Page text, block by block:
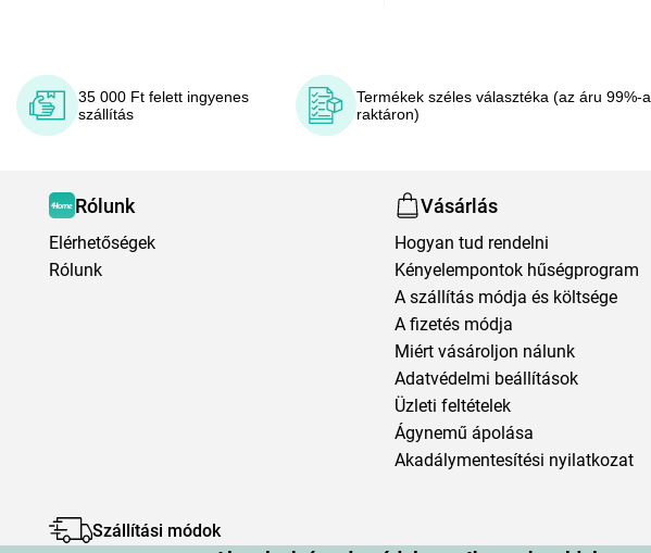
35 000 Ft felett ingyenes
szállítás
Termékek széles választéka (az áru 99%-a
raktáron)
Rólunk
Elérhetőségek
Rólunk
Vásárlás
Hogyan tud rendelni
Kényelempontok hűségprogram
A szállítás módja és költsége
A fizetés módja
Miért vásároljon nálunk
Adatvédelmi beállítások
Üzleti feltételek
Ágynemű ápolása
Akadálymentesítési nyilatkozat
Szállítási módok